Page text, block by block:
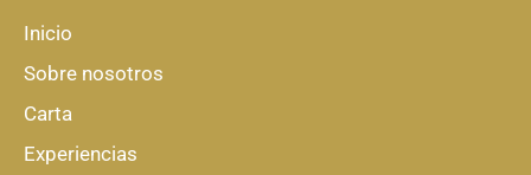
Inicio
Sobre nosotros
Carta
Experiencias